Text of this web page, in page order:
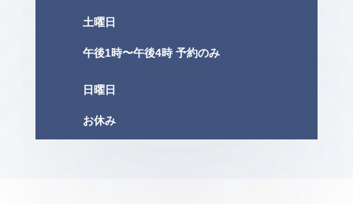
土曜日
午後1時〜午後4時 予約のみ
日曜日
お休み